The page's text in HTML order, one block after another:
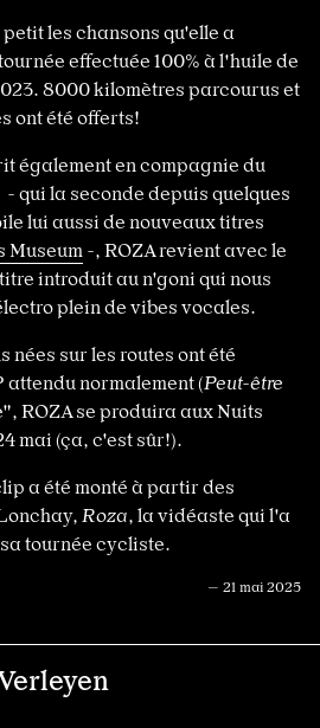
les chansons qu'elle a
effectuée 100% à l'huile de
8000 kilomètres parcourus et
ont été offerts!
également en compagnie du
qui la seconde depuis quelques
lui aussi de nouveaux titres
Museum -, ROZA revient avec le
introduit au n'goni qui nous
plein de vibes vocales.
nées sur les routes ont été
attendu normalement (Peut-être
ROZA se produira aux Nuits
mai (ça, c'est sûr!).
a été monté à partir des
Roza, la vidéaste qui l'a
tournée cycliste.
— 21 mai 2025